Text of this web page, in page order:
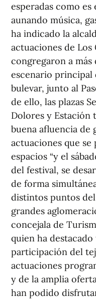
esperadas como es
aunando música,
ha indicado la
actuaciones de
congregaron a más
escenario principal
bulevar, junto al
de ello, las plazas
Dolores y Estación
buena afluencia de
actuaciones que
espacios “y el
del festival, se
de forma
distintos puntos
grandes
concejala de
quien ha
participación del
actuaciones
y de la amplia
han podido